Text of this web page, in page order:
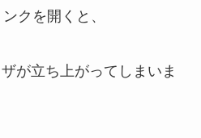
クを開くと、
が立ち上がってしまいま